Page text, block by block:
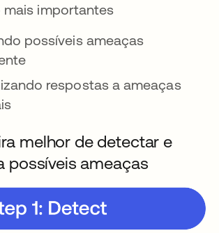
importantes
possíveis ameaças
respostas a ameaças
melhor de detectar e
possíveis ameaças